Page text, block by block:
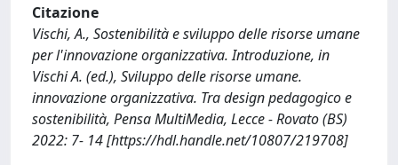
Citazione
Vischi, A., Sostenibilità e sviluppo delle risorse umane
per l'innovazione organizzativa. Introduzione, in
Vischi A. (ed.), Sviluppo delle risorse umane.
innovazione organizzativa. Tra design pedagogico e
sostenibilità, Pensa MultiMedia, Lecce - Rovato (BS)
2022: 7- 14 [https://hdl.handle.net/10807/219708]